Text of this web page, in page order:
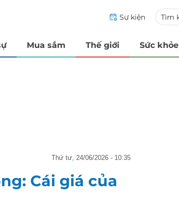
Sự kiện
Mua sắm Thế giới Sức khỏe
thứ tư, 24/06/2026 - 10:35
Cái giá của